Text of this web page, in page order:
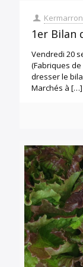
Kermarron
1er Bilan
Vendredi 20
(Fabriques
dresser le
Marchés à […]